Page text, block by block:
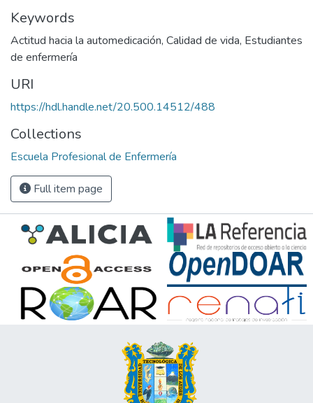
Keywords
Actitud hacia la automedicación, Calidad de vida, Estudiantes
de enfermería
URI
https://hdl.handle.net/20.500.14512/488
Collections
Escuela Profesional de Enfermería
Full item page